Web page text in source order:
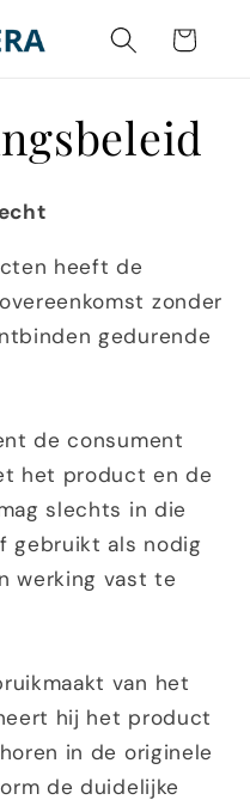
Winkelwagen
heeft de
zonder
gedurende
de consument
het product en de
slechts in die
gebruikt als nodig
werking vast te
van het
hij het product
in de originele
de duidelijke